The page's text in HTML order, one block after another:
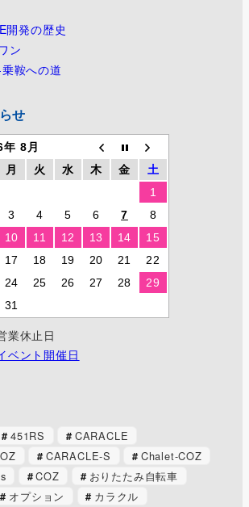
開発の歴史
ン
鞍への道
せ
8月
月 火 水 木 金
土
1
3 4 5 6 7
8
10 11 12 13 14
15
17 18 19 20 21
22
24 25 26 27 28
29
31
業休止日
ベント開催日
451RS
CARACLE
CARACLE-S
Chalet-COZ
COZ
おりたたみ自転車
オプション
カラクル